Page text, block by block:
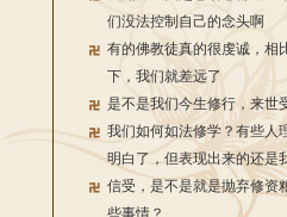
们没法控制自己的念头啊
有的佛教徒真的很虔诚，相
下，我们就差远了
是不是我们今生修行，来世
我们如何如法修学？有些人
明白了，但表现出来的还是
信受，是不是就是抛弃修资
些事情？